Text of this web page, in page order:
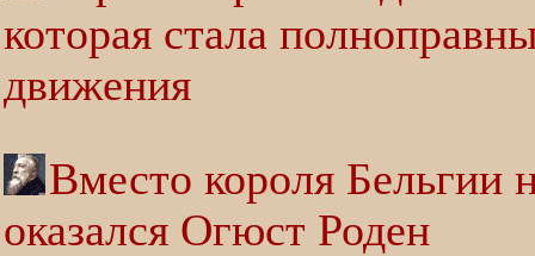
которая стала
движения
Вместо короля Бельгии
оказался Огюст Роден